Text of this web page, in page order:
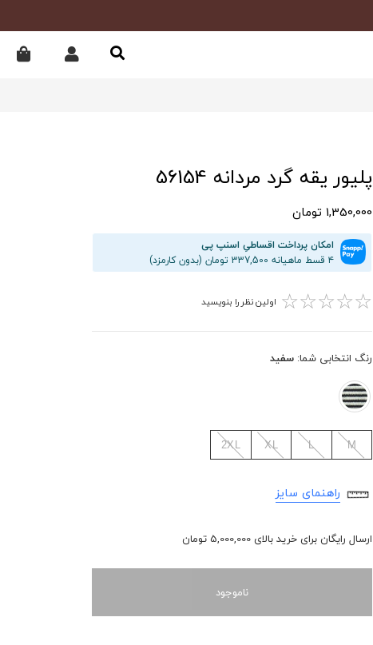
پلیور یقه گرد مردانه 56154
1,350,000 تومان
امکان پرداخت اقساطیِ اسنپ پی
۴ قسط ماهیانه 337,500 تومان (بدون کارمزد)
☆
☆
☆
☆
☆ اولین نظر را بنویسید
رنگ انتخابی شما: سفید
M
L
XL
2XL
راهنمای سایز
ارسال رایگان برای خرید بالای 5,000,000 تومان
ناموجود